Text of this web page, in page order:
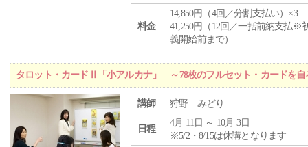
料金
14,850円（4回／分割支払い）×3
41,250円（12回／一括前納支払※
義開始前まで）
タロット・カードⅡ「小アルカナ」 ～78枚のフルセット・カードを自
講師 狩野 みどり
日程
4月 11日 ～ 10月 3日
※5/2・8/15は休講となります